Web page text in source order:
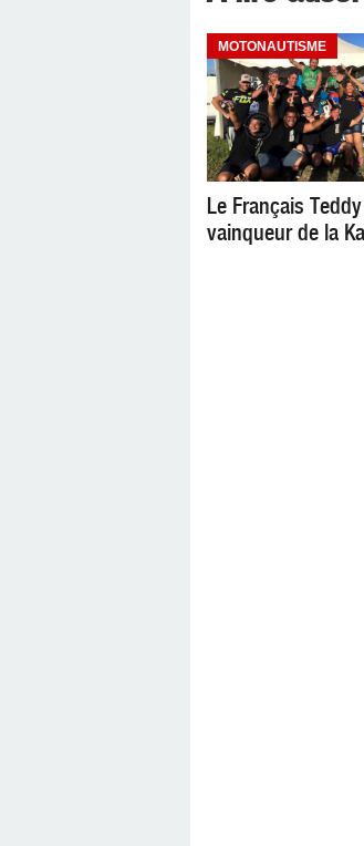
MOTONAUTISME
Le Français
vainqueur de la